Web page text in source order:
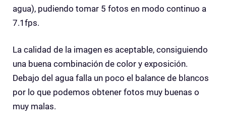
agua), pudiendo tomar 5 fotos en modo continuo a
7.1fps.
La calidad de la imagen es aceptable, consiguiendo
una buena combinación de color y exposición.
Debajo del agua falla un poco el balance de blancos
por lo que podemos obtener fotos muy buenas o
muy malas.